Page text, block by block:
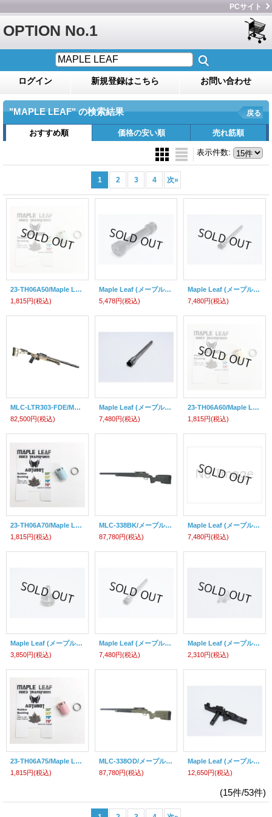
PCサイト
OPTION No.1
ログイン 新規登録はこちら お問い合わせ
"MAPLE LEAF"の検索結果 戻る
おすすめ順 価格の安い順 売れ筋順
表示件数:
1 2 3 4 次»
23-TH06A50/Maple Leaf (メープルリーフ)2023Verオートボットホップアップパッキン50°
1,815円(税込)
Maple Leaf (メープルリーフ)/マルイVSR10 プレッシャーアップピストン
5,478円(税込)
Maple Leaf (メープルリーフ)/Evo.2 HOP-UPセット(G19&G23F)(ガスガン用)
7,480円(税込)
MLC-LTR303-FDE/Maple Leaf (メープルリーフ)MLC-LTRボルトアクション・エアソフトライフル(フラットダークアース)
82,500円(税込)
Maple Leaf (メープルリーフ)/Evo.2 HOP-UPセット(G17&G18C)(ガスガン用)
7,480円(税込)
23-TH06A60/Maple Leaf (メープルリーフ)2023Verオートボットホップアップパッキン60°
1,815円(税込)
23-TH06A70/Maple Leaf (メープルリーフ)2023Verオートボットホップアップパッキン70°
1,815円(税込)
MLC-338BK/メープルリーフ・スナイパーライフル(ブラック)【対象年令18才以上】
87,780円(税込)
Maple Leaf (メープルリーフ)/Evo.2 HOP-UPセット(M9)(ガスガン用)
7,480円(税込)
Maple Leaf (メープルリーフ)/マルイVSR10 シリンダーヘッド
3,850円(税込)
Maple Leaf (メープルリーフ)/Evo.2 HOP-UPセット(USP COMPACT)(ガスガン用)
7,480円(税込)
Maple Leaf (メープルリーフ)/マルイVSR10 BBストッパー
2,310円(税込)
23-TH06A75/Maple Leaf (メープルリーフ)2023Verオートボットホップアップパッキン75°
1,815円(税込)
MLC-338OD/メープルリーフ・スナイパーライフル(オリーブドラブ/限定品)【対象年令18才以上】
87,780円(税込)
Maple Leaf (メープルリーフ)/マルイVSR10 トリガーセット
12,650円(税込)
(15件/53件)